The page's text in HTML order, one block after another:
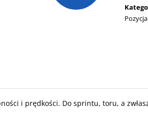
i prędkości. Do sprintu, toru, a